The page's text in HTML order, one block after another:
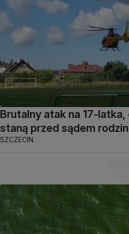
Brutalny atak na 17-
staną przed sądem
SZCZECIN